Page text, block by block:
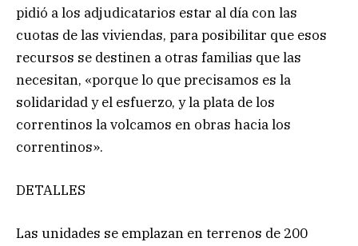
pidió a los adjudicatarios estar al día con las
cuotas de las viviendas, para posibilitar que esos
recursos se destinen a otras familias que las
necesitan, «porque lo que precisamos es la
solidaridad y el esfuerzo, y la plata de los
correntinos la volcamos en obras hacia los
correntinos».
DETALLES
Las unidades se emplazan en terrenos de 200